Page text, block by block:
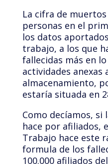
La cifra de
personas en el
los datos
trabajo, a los que
fallecidas más en
actividades
almacenamiento,
estaría situada en
Como decíamos, si
hace por afiliados,
Trabajo hace este
formula de los
100.000 afiliados